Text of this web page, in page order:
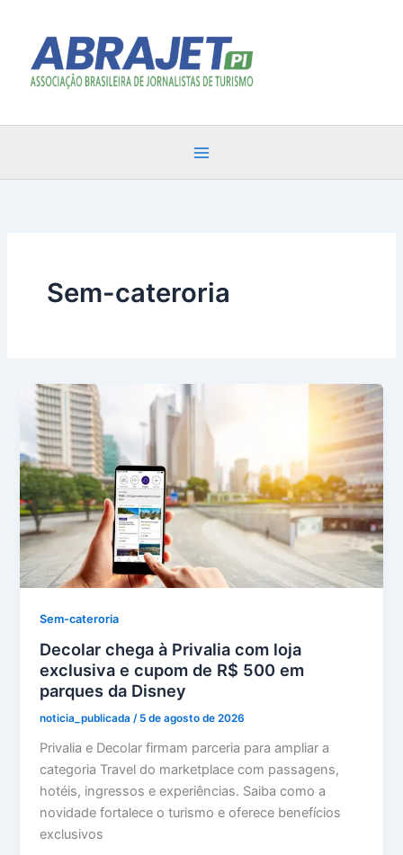
conteúdo
Sem-cateroria
Sem-cateroria
Decolar chega à Privalia com loja
exclusiva e cupom de R$ 500 em
parques da Disney
noticia_publicada/ 5 de agosto de 2026
Privalia e Decolar firmam parceria para ampliar a
categoria Travel do marketplace com passagens,
hotéis, ingressos e experiências. Saiba como a
novidade fortalece o turismo e oferece benefícios
exclusivos